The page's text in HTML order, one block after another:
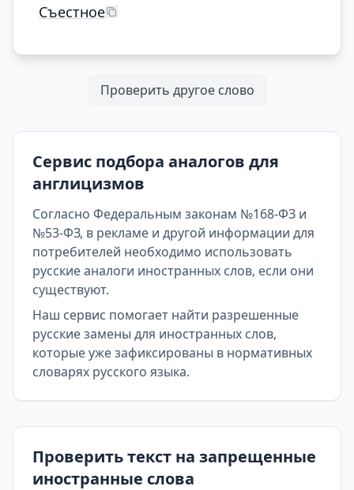
Съестное
Проверить другое слово
Сервис подбора аналогов для
англицизмов
Согласно Федеральным законам №168-ФЗ и
№53-ФЗ, в рекламе и другой информации для
потребителей необходимо использовать
русские аналоги иностранных слов, если они
существуют.
Наш сервис помогает найти разрешенные
русские замены для иностранных слов,
которые уже зафиксированы в нормативных
словарях русского языка.
Проверить текст на запрещенные
иностранные слова